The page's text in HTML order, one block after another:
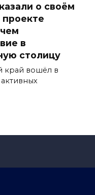
о своём
проекте
в
столицу
край вошёл в